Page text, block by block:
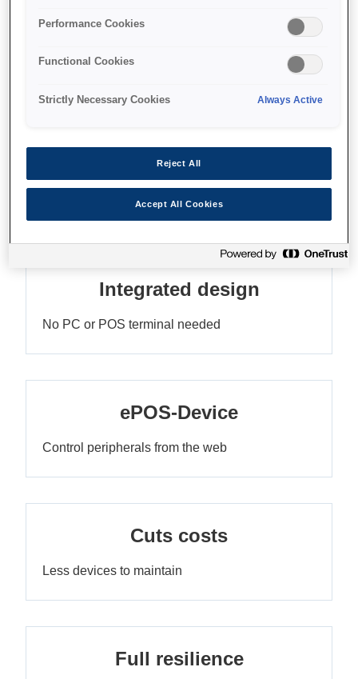
Compact and easy to use
Find support
Функції
Integrated design
No PC or POS terminal needed
ePOS-Device
Control peripherals from the web
Cuts costs
Less devices to maintain
Full resilience
Performance Cookies
Functional Cookies
Strictly Necessary Cookies Always Active
Reject All
Accept All Cookies